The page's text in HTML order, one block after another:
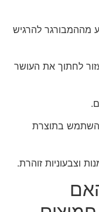
מההמבורגר להרגיש
לחתוך את העושר
בתוצרת
וצבעוניות זוהרת.